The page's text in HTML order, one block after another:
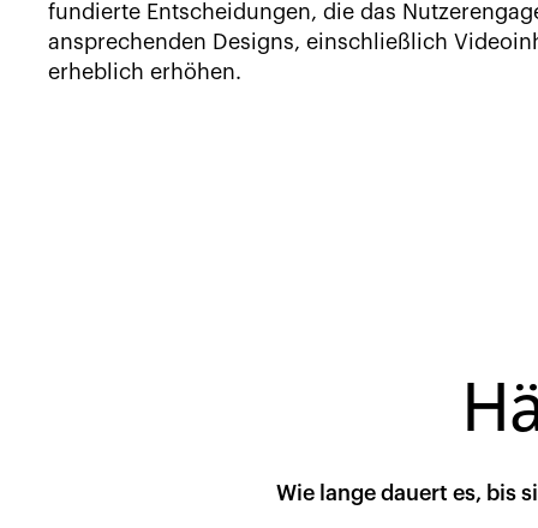
fundierte Entscheidungen, die das
ansprechenden Designs, einschließlich
erheblich erhöhen.
Wie lange dauert es, bis